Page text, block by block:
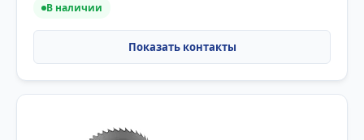
В наличии